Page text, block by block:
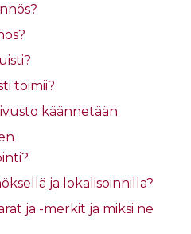
toimii?
käännetään
ja lokalisoinnilla?
ja -merkit ja miksi ne